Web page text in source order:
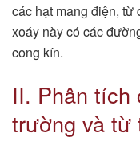
các hạt mang điện,
xoáy này có các
cong kín.
II. Phân tích
trường và từ